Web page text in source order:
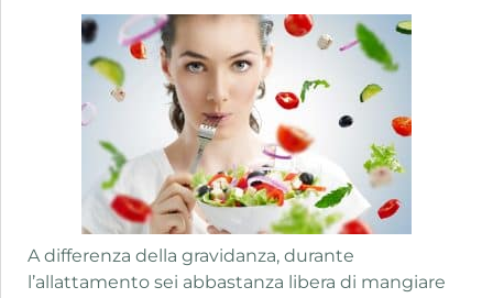
A differenza della gravidanza, durante
l’allattamento sei abbastanza libera di mangiare